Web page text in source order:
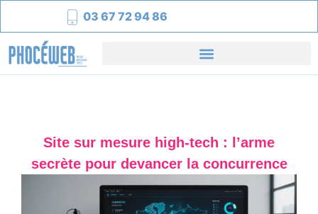
03 67 72 94 86
Site sur mesure high-tech : l’arme
secrète pour devancer la concurrence